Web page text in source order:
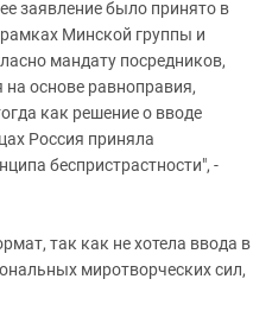
заявление было принято в
Минской группы и
мандату посредников,
основе равноправия,
как решение о вводе
Россия приняла
беспристрастности", -
так как не хотела ввода в
миротворческих сил,